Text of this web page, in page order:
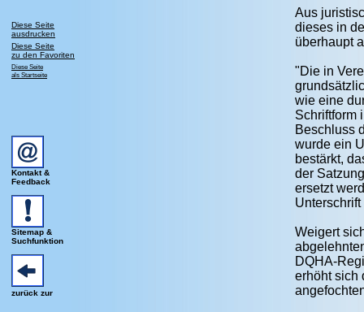
Diese Seite
ausdrucken
Diese Seite
zu den Favoriten
Diese Seite
als Startseite
Kontakt &
Feedback
Sitemap &
Suchfunktion
zurück zur
Aus
dieses in
überhaupt
"Die in
wie eine
Schriftform
Beschluss
wurde ein
bestärkt,
der
ersetzt
Weigert
DQHA-
erhöht sich